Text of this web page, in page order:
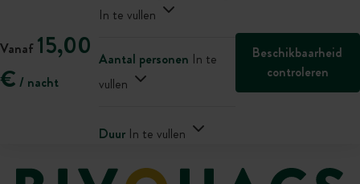
Vanaf 15,00
€ / nacht
In te vullen
Aantal personen In te
vullen
Duur In te vullen
Beschikbaarheid
controleren